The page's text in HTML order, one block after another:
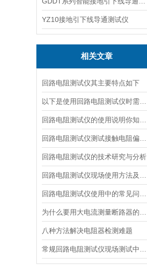
YZ10接地引下线导通测试仪
相关文章
回路电阻测试仪其主要特点如下
回路电阻测试仪的技术研究与分析
八种方法解决电阻器检测难题